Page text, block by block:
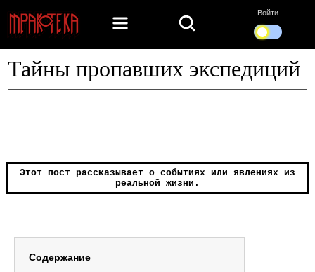
Войти
Тайны пропавших экспедиций
Этот пост рассказывает о событиях или явлениях из
реальной жизни.
Содержание